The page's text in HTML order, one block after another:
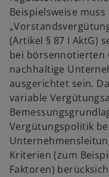
Beispielsweise
(Artikel § 87 I AktG)
bei börsennotierten
nachhaltige
ausgerichtet sein.
variable
Vergütungspolitik
Kriterien (zum
Faktoren)